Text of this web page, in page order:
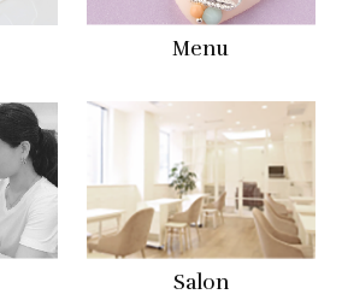
Menu
Salon